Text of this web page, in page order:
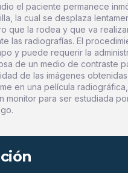
el paciente permanece
la cual se desplaza
que la rodea y que va
las radiografías. El
y puede requerir la
de un medio de contraste
de las imágenes
en una película
monitor para ser estudiada